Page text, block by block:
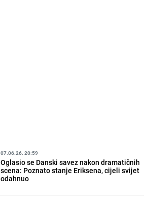
07.06.26. 20:59
Oglasio se Danski savez nakon dramatičnih
scena: Poznato stanje Eriksena, cijeli svijet
odahnuo